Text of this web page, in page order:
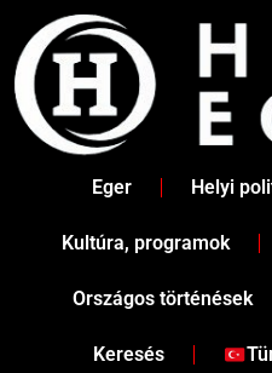
content
Eger Helyi
Kultúra, programok
Országos történések
Keresés